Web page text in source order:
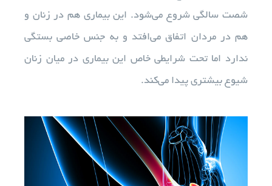
شصت سالگی شروع می‌شود. این بیماری هم در زنان و
هم در مردان اتفاق می‌افتد و به جنس خاصی بستگی
ندارد اما تحت شرایطی خاص این بیماری در میان زنان
شیوع بیشتری پیدا می‌کند.